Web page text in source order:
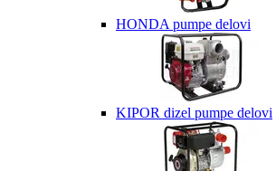
HONDA pumpe delovi
KIPOR dizel pumpe delovi